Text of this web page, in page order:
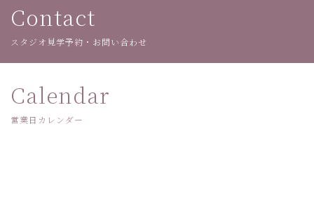
Contact
スタジオ見学予約・お問い合わせ
Calendar
営業日カレンダー